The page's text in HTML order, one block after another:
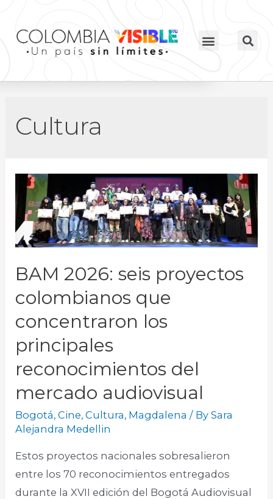
Cultura
BAM 2026: seis proyectos
colombianos que
concentraron los
principales
reconocimientos del
mercado audiovisual
Bogotá,Cine,Cultura, Magdalena / BySara
Alejandra Medellin
Estos proyectos nacionales sobresalieron
entre los 70 reconocimientos entregados
durante la XVII edición del Bogotá Audiovisual